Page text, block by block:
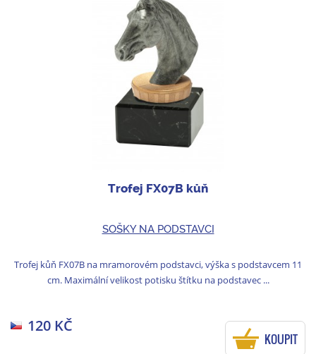
Trofej FX07B kůň
SOŠKY NA PODSTAVCI
Trofej kůň FX07B na mramorovém podstavci, výška s podstavcem 11
cm. Maximální velikost potisku štítku na podstavec ...
120 KČ
KOUPIT